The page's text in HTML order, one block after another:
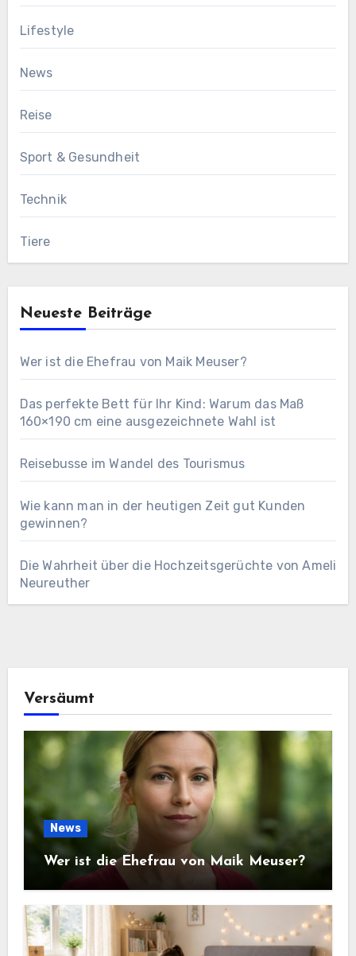
Lifestyle
News
Reise
Sport & Gesundheit
Technik
Tiere
Neueste Beiträge
Wer ist die Ehefrau von Maik Meuser?
Das perfekte Bett für Ihr Kind: Warum das Maß
160×190 cm eine ausgezeichnete Wahl ist
Reisebusse im Wandel des Tourismus
Wie kann man in der heutigen Zeit gut Kunden
gewinnen?
Die Wahrheit über die Hochzeitsgerüchte von Ameli
Neureuther
Versäumt
News
Wer ist die Ehefrau von Maik Meuser?